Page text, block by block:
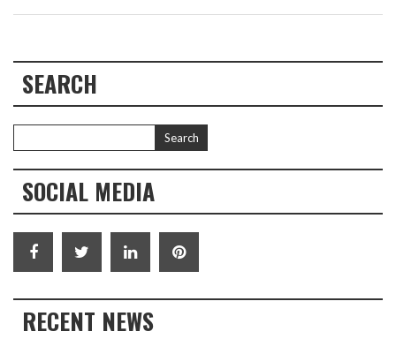
SEARCH
SOCIAL MEDIA
RECENT NEWS